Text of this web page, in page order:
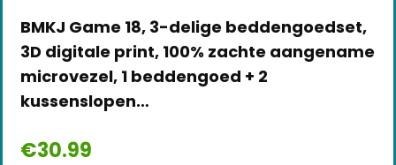
BMKJ Game 18, 3-delige beddengoedset,
3D digitale print, 100% zachte aangename
microvezel, 1 beddengoed + 2
kussenslopen…
€30.99